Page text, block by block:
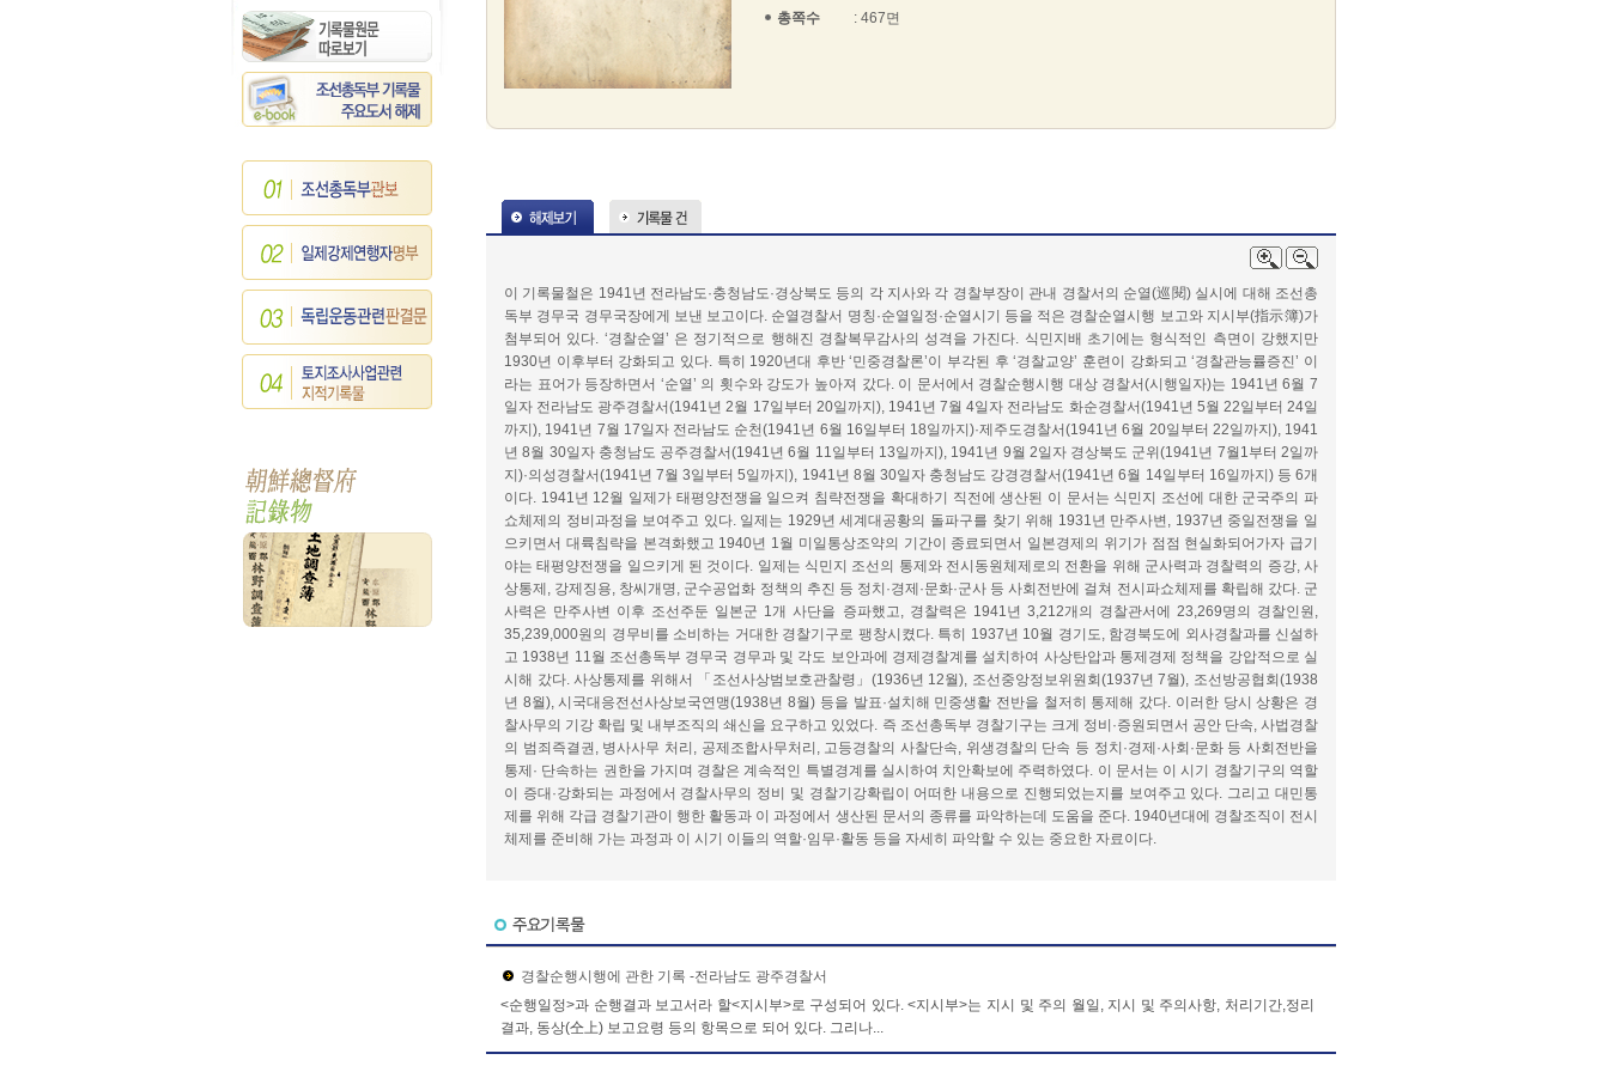
총쪽수 : 467면
이 기록물철은 1941년 전라남도·충청남도·경상북도 등의 각 지사와 각 경찰부장이 관내 경찰서의 순열(巡閱) 실시에 대해 조선총
독부 경무국 경무국장에게 보낸 보고이다. 순열경찰서 명칭·순열일정·순열시기 등을 적은 경찰순열시행 보고와 지시부(指示簿)가
첨부되어 있다. ‘경찰순열’ 은 정기적으로 행해진 경찰복무감사의 성격을 가진다. 식민지배 초기에는 형식적인 측면이 강했지만
1930년 이후부터 강화되고 있다. 특히 1920년대 후반 ‘민중경찰론’이 부각된 후 ‘경찰교양’ 훈련이 강화되고 ‘경찰관능률증진’ 이
라는 표어가 등장하면서 ‘순열’ 의 횟수와 강도가 높아져 갔다. 이 문서에서 경찰순행시행 대상 경찰서(시행일자)는 1941년 6월 7
일자 전라남도 광주경찰서(1941년 2월 17일부터 20일까지), 1941년 7월 4일자 전라남도 화순경찰서(1941년 5월 22일부터 24일
까지), 1941년 7월 17일자 전라남도 순천(1941년 6월 16일부터 18일까지)·제주도경찰서(1941년 6월 20일부터 22일까지), 1941
년 8월 30일자 충청남도 공주경찰서(1941년 6월 11일부터 13일까지), 1941년 9월 2일자 경상북도 군위(1941년 7월1부터 2일까
지)·의성경찰서(1941년 7월 3일부터 5일까지), 1941년 8월 30일자 충청남도 강경경찰서(1941년 6월 14일부터 16일까지) 등 6개
이다. 1941년 12월 일제가 태평양전쟁을 일으켜 침략전쟁을 확대하기 직전에 생산된 이 문서는 식민지 조선에 대한 군국주의 파
쇼체제의 정비과정을 보여주고 있다. 일제는 1929년 세계대공황의 돌파구를 찾기 위해 1931년 만주사변, 1937년 중일전쟁을 일
으키면서 대륙침략을 본격화했고 1940년 1월 미일통상조약의 기간이 종료되면서 일본경제의 위기가 점점 현실화되어가자 급기
야는 태평양전쟁을 일으키게 된 것이다. 일제는 식민지 조선의 통제와 전시동원체제로의 전환을 위해 군사력과 경찰력의 증강, 사
상통제, 강제징용, 창씨개명, 군수공업화 정책의 추진 등 정치·경제·문화·군사 등 사회전반에 걸쳐 전시파쇼체제를 확립해 갔다. 군
사력은 만주사변 이후 조선주둔 일본군 1개 사단을 증파했고, 경찰력은 1941년 3,212개의 경찰관서에 23,269명의 경찰인원,
35,239,000원의 경무비를 소비하는 거대한 경찰기구로 팽창시켰다. 특히 1937년 10월 경기도, 함경북도에 외사경찰과를 신설하
고 1938년 11월 조선총독부 경무국 경무과 및 각도 보안과에 경제경찰계를 설치하여 사상탄압과 통제경제 정책을 강압적으로 실
시해 갔다. 사상통제를 위해서 「조선사상범보호관찰령」(1936년 12월), 조선중앙정보위원회(1937년 7월), 조선방공협회(1938
년 8월), 시국대응전선사상보국연맹(1938년 8월) 등을 발표·설치해 민중생활 전반을 철저히 통제해 갔다. 이러한 당시 상황은 경
찰사무의 기강 확립 및 내부조직의 쇄신을 요구하고 있었다. 즉 조선총독부 경찰기구는 크게 정비·증원되면서 공안 단속, 사법경찰
의 범죄즉결권, 병사사무 처리, 공제조합사무처리, 고등경찰의 사찰단속, 위생경찰의 단속 등 정치·경제·사회·문화 등 사회전반을
통제· 단속하는 권한을 가지며 경찰은 계속적인 특별경계를 실시하여 치안확보에 주력하였다. 이 문서는 이 시기 경찰기구의 역할
이 증대·강화되는 과정에서 경찰사무의 정비 및 경찰기강확립이 어떠한 내용으로 진행되었는지를 보여주고 있다. 그리고 대민통
제를 위해 각급 경찰기관이 행한 활동과 이 과정에서 생산된 문서의 종류를 파악하는데 도움을 준다. 1940년대에 경찰조직이 전시
체제를 준비해 가는 과정과 이 시기 이들의 역할·임무·활동 등을 자세히 파악할 수 있는 중요한 자료이다.
경찰순행시행에 관한 기록 -전라남도 광주경찰서
<순행일정>과 순행결과 보고서라 할<지시부>로 구성되어 있다. <지시부>는 지시 및 주의 월일, 지시 및 주의사항, 처리기간,정리
결과, 동상(仝上) 보고요령 등의 항목으로 되어 있다. 그리나...